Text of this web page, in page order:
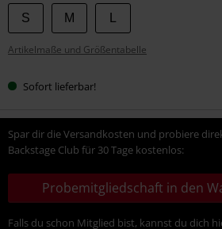
Wähle
deine
Größe
S M
Artikelmaße und Größentabelle
Sofort lieferbar!
Spar dir die Versandkosten und probiere
Backstage Club für 30 Tage kostenlos:
Probemitgliedschaft in den
Falls du schon Mitglied bist, kannst du dich